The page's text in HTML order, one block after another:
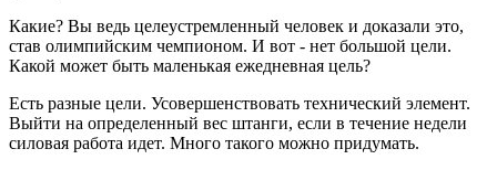
Какие? Вы ведь целеустремленный человек и доказали это,
став олимпийским чемпионом. И вот - нет большой цели.
Какой может быть маленькая ежедневная цель?
Есть разные цели. Усовершенствовать технический элемент.
Выйти на определенный вес штанги, если в течение недели
силовая работа идет. Много такого можно придумать.